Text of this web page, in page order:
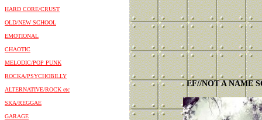
HARD CORE/CRUST
OLD/NEW SCHOOL
EMOTIONAL
CHAOTIC
MELODIC/POP PUNK
ROCKA/PSYCHOBILLY
ALTERNATIVE/ROCK etc
SKA/REGGAE
GARAGE
EF//NOT A NAME